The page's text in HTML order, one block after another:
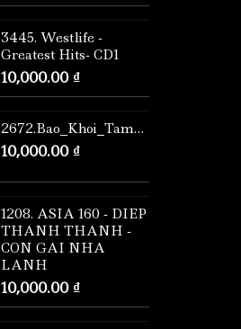
3445. Westlife -
Greatest Hits- CD1
10,000.00 ₫
2672.Bao_Khoi_Tam_su_nang_xuan
10,000.00 ₫
1208. ASIA 160 - DIEP
THANH THANH -
CON GAI NHA
LANH
10,000.00 ₫